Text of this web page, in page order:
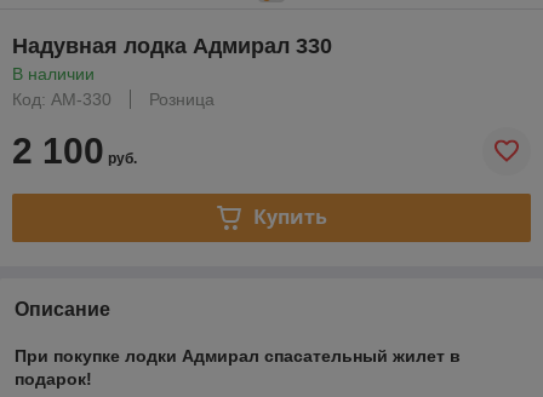
Надувная лодка Адмирал 330
В наличии
Код: АМ-330
Розница
2 100 руб.
Купить
Описание
При покупке лодки Адмирал спасательный жилет в
подарок!